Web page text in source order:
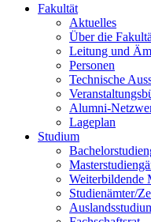
Fakultät
Aktuelles
Über die
Leitung und
Personen
Technische
Alumni-
Lageplan
Studium
Weiterbildende
Studienämter/